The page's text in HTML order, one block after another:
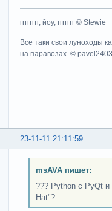
гггггггг, йоу, ггггггг © Stewie
Все таки свои луноходы
на паравозах. © pavel2403
23-11-11 21:11:59
msAVA пишет:
??? Python с PyQt
Hat"?